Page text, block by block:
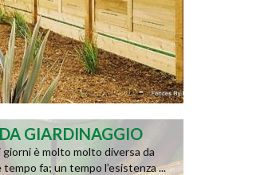
GIARDINAGGIO
è molto molto diversa da
fa; un tempo l’esistenza ...